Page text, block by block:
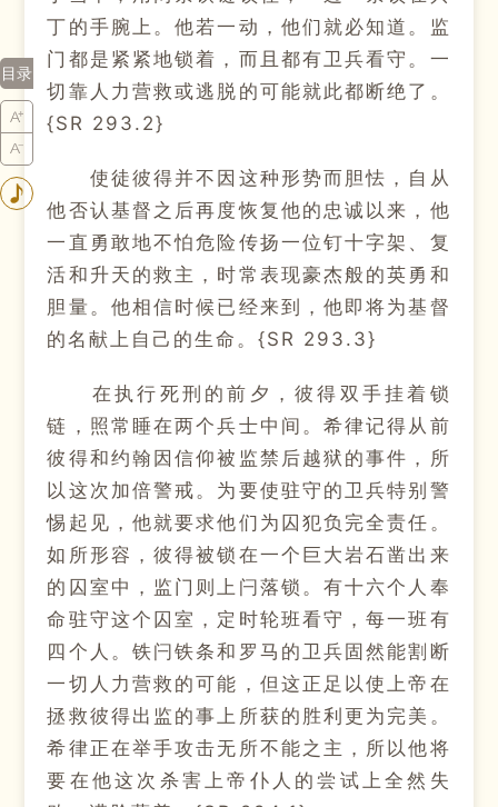
丁的手腕上。他若一动，他们就必知道。监
门都是紧紧地锁着，而且都有卫兵看守。一
切靠人力营救或逃脱的可能就此都断绝了。
{SR 293.2}
使徒彼得并不因这种形势而胆怯，自从
他否认基督之后再度恢复他的忠诚以来，他
一直勇敢地不怕危险传扬一位钉十字架、复
活和升天的救主，时常表现豪杰般的英勇和
胆量。他相信时候已经来到，他即将为基督
的名献上自己的生命。{SR 293.3}
在执行死刑的前夕，彼得双手挂着锁
链，照常睡在两个兵士中间。希律记得从前
彼得和约翰因信仰被监禁后越狱的事件，所
以这次加倍警戒。为要使驻守的卫兵特别警
惕起见，他就要求他们为囚犯负完全责任。
如所形容，彼得被锁在一个巨大岩石凿出来
的囚室中，监门则上闩落锁。有十六个人奉
命驻守这个囚室，定时轮班看守，每一班有
四个人。铁闩铁条和罗马的卫兵固然能割断
一切人力营救的可能，但这正足以使上帝在
拯救彼得出监的事上所获的胜利更为完美。
希律正在举手攻击无所不能之主，所以他将
要在他这次杀害上帝仆人的尝试上全然失
目录